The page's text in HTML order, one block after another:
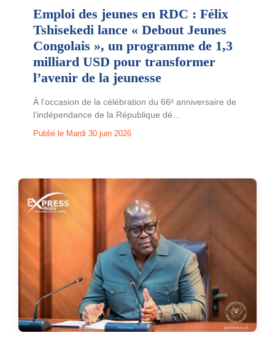
Emploi des jeunes en RDC : Félix
Tshisekedi lance « Debout Jeunes
Congolais », un programme de 1,3
milliard USD pour transformer
l’avenir de la jeunesse
À l’occasion de la célébration du 66ᵉ anniversaire de
l’indépendance de la République dé...
Publié le Mardi 30 juin 2026